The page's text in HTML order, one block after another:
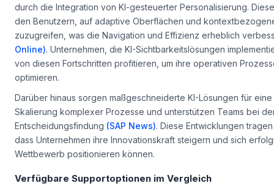
durch die Integration von KI-gesteuerter Personalisierung.
den Benutzern, auf adaptive Oberflächen und
zuzugreifen, was die Navigation und Effizienz erheblich
Online). Unternehmen, die KI-Sichtbarkeitslösungen
von diesen Fortschritten profitieren, um ihre operativen
optimieren.
Darüber hinaus sorgen maßgeschneiderte KI-Lösungen für
Skalierung komplexer Prozesse und unterstützen Teams bei
Entscheidungsfindung (SAP News). Diese Entwicklungen
dass Unternehmen ihre Innovationskraft steigern und sich
Wettbewerb positionieren können.
Verfügbare Supportoptionen im Vergleich